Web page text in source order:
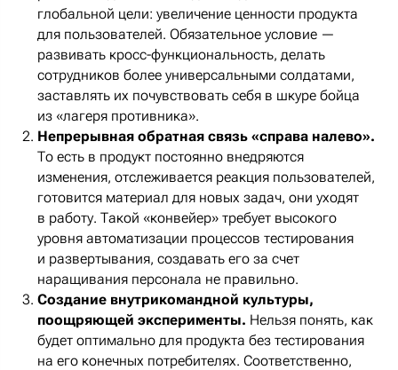
глобальной цели: увеличение ценности продукта
для пользователей. Обязательное условие —
развивать кросс-функциональность, делать
сотрудников более универсальными солдатами,
заставлять их почувствовать себя в шкуре бойца
из «лагеря противника».
Непрерывная обратная связь «справа налево».
То есть в продукт постоянно внедряются
изменения, отслеживается реакция пользователей,
готовится материал для новых задач, они уходят
в работу. Такой «конвейер» требует высокого
уровня автоматизации процессов тестирования
и развертывания, создавать его за счет
наращивания персонала не правильно.
Создание внутрикомандной культуры,
поощряющей эксперименты. Нельзя понять, как
будет оптимально для продукта без тестирования
на его конечных потребителях. Соответственно,